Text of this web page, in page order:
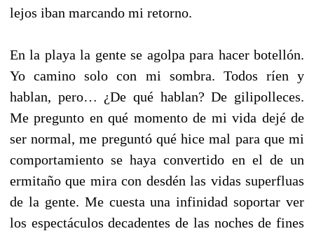
lejos iban marcando mi retorno.
En la playa la gente se agolpa para hacer botellón.
Yo camino solo con mi sombra. Todos ríen y
hablan, pero… ¿De qué hablan? De gilipolleces.
Me pregunto en qué momento de mi vida dejé de
ser normal, me preguntó qué hice mal para que mi
comportamiento se haya convertido en el de un
ermitaño que mira con desdén las vidas superfluas
de la gente. Me cuesta una infinidad soportar ver
los espectáculos decadentes de las noches de fines